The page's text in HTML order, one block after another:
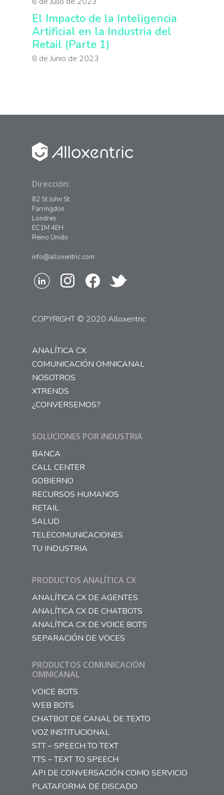
El Impacto de la Inteligencia
Artificial en la Industria del
Retail (Parte 1)
8 de Junio de 2023
Dirección:
82 St John St
Farringdon
Londres
EC1M 4EH
Reino Unido
info@alloxentric.com
COPYRIGHT © 2020 Alloxentric
ANALÍTICA CX
COMUNICACIÓN OMNICANAL
NOSOTROS
XTRENDS
¿CONVERSEMOS?
SOLUCIONES POR INDUSTRIA
BANCA
CALL CENTER
GOBIERNO
RECURSOS HUMANOS
RETAIL
SALUD
TELECOMUNICACIONES
TU INDUSTRIA
PRODUCTOS ANALÍTICA CX
ANALÍTICA CX DE AGENTES
ANALÍTICA CX DE CHATBOTS
ANALÍTICA CX DE VOICE BOTS
SEPARACIÓN DE VOCES
PRODUCTOS COMUNICACIÓN
OMNICANAL
VOICE BOTS
WEB BOTS
CHATBOT DE CANAL DE TEXTO
VOZ INSTITUCIONAL
STT – SPEECH TO TEXT
TTS – TEXT TO SPEECH
API DE CONVERSACIÓN COMO SERVICIO
PLATAFORMA DE DISCADO